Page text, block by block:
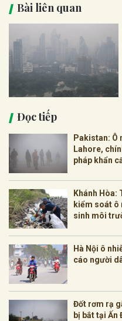
Bài liên quan
Đọc tiếp
Pakistan: Ô
Lahore,
pháp khẩn
Khánh Hòa:
kiểm soát ô
sinh môi
Hà Nội ô
cáo người
Đốt rơm rạ
bị bắt tại Ấn